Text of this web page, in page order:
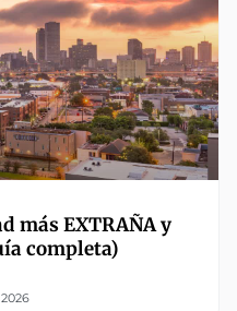
más EXTRAÑA y
completa)